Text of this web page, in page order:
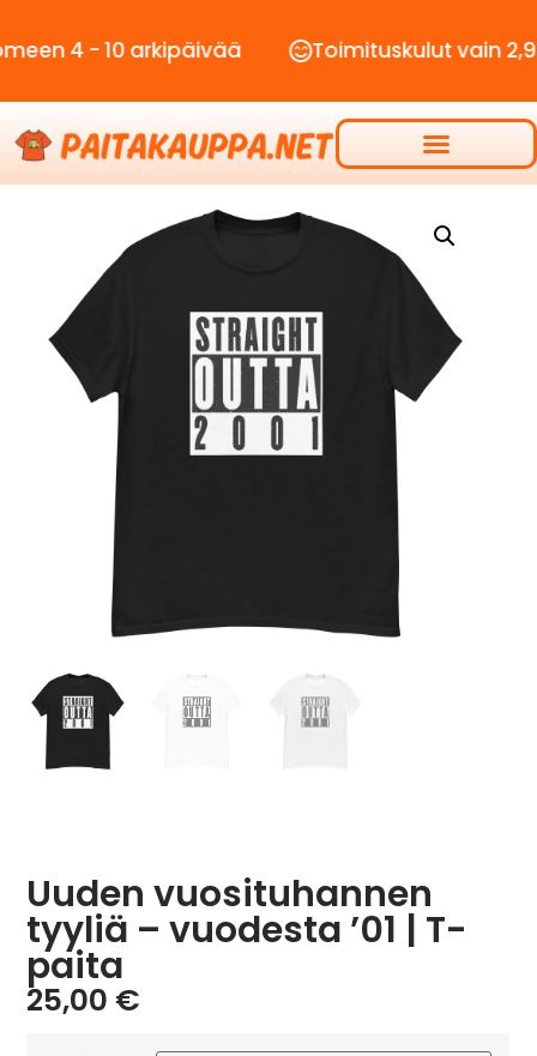
- 10 arkipäivää Toimituskulut vain 2,90€
Uuden vuosituhannen
tyyliä – vuodesta ’01 | T-
paita
25,00 €